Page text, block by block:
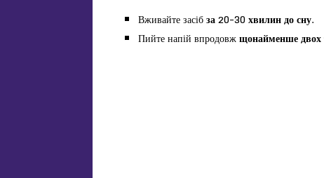
Вживайте засібза 20-30 хвилин до сну.
Пийте напій впродовжщонайменше двох